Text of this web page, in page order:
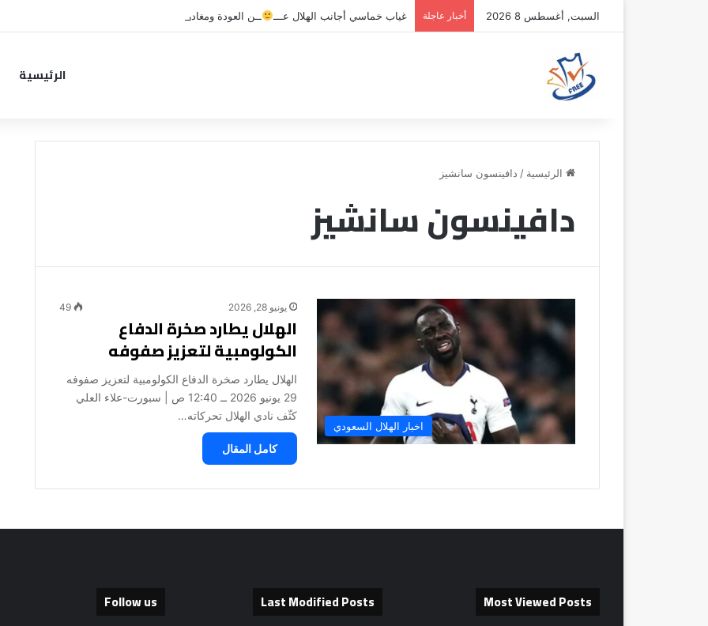
السبت, أغسطس 8 2026 أخبار عاجلة غياب خماسي أجانب الهلال عـــ ــن العودة ومغادرة خاصة لبرامج الاستشفاء والتأهيل
الرئيسية
الرئيسية / دافينسون سانشيز
دافينسون سانشيز
اخبار الهلال السعودي
يونيو 28, 2026 49
الهلال يطارد صخرة الدفاع
الكولومبية لتعزيز صفوفه
الهلال يطارد صخرة الدفاع الكولومبية لتعزيز صفوفه
29 يونيو 2026 ــ 12:40 ص | سبورت-علاء العلي
كثّف نادي الهلال تحركاته…
كامل المقال
Most Viewed Posts
Last Modified Posts
Follow us